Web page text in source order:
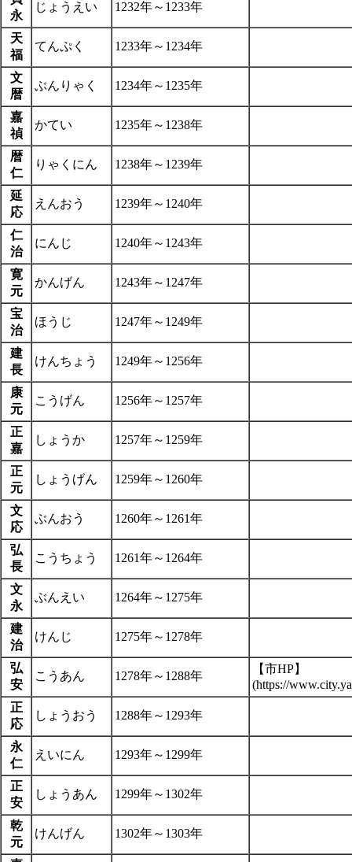
永
じょうえい 1232年～1233年
天
福
てんぷく 1233年～1234年
文
暦
ぶんりゃく 1234年～1235年
嘉
禎
かてい 1235年～1238年
暦
仁
りゃくにん 1238年～1239年
延
応
えんおう 1239年～1240年
仁
治
にんじ 1240年～1243年
寛
元
かんげん 1243年～1247年
宝
治
ほうじ 1247年～1249年
建
長
けんちょう 1249年～1256年
康
元
こうげん 1256年～1257年
正
嘉
しょうか 1257年～1259年
正
元
しょうげん 1259年～1260年
文
応
ぶんおう 1260年～1261年
弘
長
こうちょう 1261年～1264年
文
永
ぶんえい 1264年～1275年
建
治
けんじ 1275年～1278年
弘
安
こうあん 1278年～1288年
【市HP】
正
応
しょうおう 1288年～1293年
永
仁
えいにん 1293年～1299年
正
安
しょうあん 1299年～1302年
乾
元
けんげん 1302年～1303年